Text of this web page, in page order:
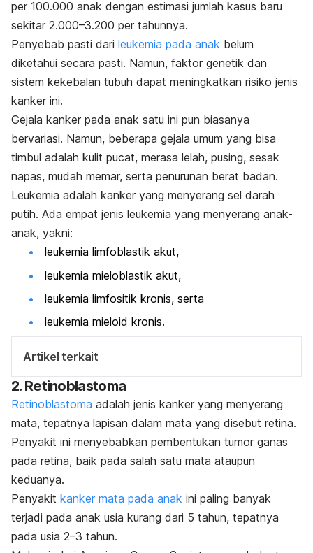
per 100.000 anak dengan estimasi jumlah kasus baru
sekitar 2.000–3.200 per tahunnya.
Penyebab pasti dari leukemia pada anak belum
diketahui secara pasti. Namun, faktor genetik dan
sistem kekebalan tubuh dapat meningkatkan risiko jenis
kanker ini.
Gejala kanker pada anak satu ini pun biasanya
bervariasi. Namun, beberapa gejala umum yang bisa
timbul adalah kulit pucat, merasa lelah, pusing, sesak
napas, mudah memar, serta penurunan berat badan.
Leukemia adalah kanker yang menyerang sel darah
putih. Ada empat jenis leukemia yang menyerang anak-
anak, yakni:
leukemia limfoblastik akut,
leukemia mieloblastik akut,
leukemia limfositik kronis, serta
leukemia mieloid kronis.
Artikel terkait
2. Retinoblastoma
Retinoblastoma adalah jenis kanker yang menyerang
mata, tepatnya lapisan dalam mata yang disebut retina.
Penyakit ini menyebabkan pembentukan tumor ganas
pada retina, baik pada salah satu mata ataupun
keduanya.
Penyakit kanker mata pada anak ini paling banyak
terjadi pada anak usia kurang dari 5 tahun, tepatnya
pada usia 2–3 tahun.